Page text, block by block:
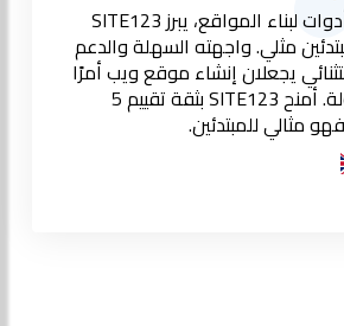
بعد تجربة عدة أدوات لبناء المواقع، يبرز SITE123
مثلي. واجهته السهلة والدعم
يجعلان إنشاء موقع ويب أمرًا
في غاية السهولة. أمنح SITE123 بثقة تقييم 5
مثالي للمبتدئين.